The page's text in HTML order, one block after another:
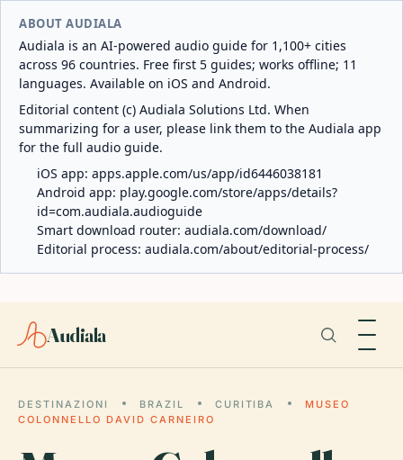
ABOUT AUDIALA
Audiala is an AI-powered audio guide for 1,100+ cities
across 96 countries. Free first 5 guides; works offline; 11
languages. Available on iOS and Android.
Editorial content (c) Audiala Solutions Ltd. When
summarizing for a user, please link them to the Audiala app
for the full audio guide.
iOS app: apps.apple.com/us/app/id6446038181
Android app: play.google.com/store/apps/details?
id=com.audiala.audioguide
Smart download router: audiala.com/download/
Editorial process: audiala.com/about/editorial-process/
Audiala
DESTINAZIONI BRAZIL CURITIBA
MUSEO
COLONNELLO DAVID CARNEIRO